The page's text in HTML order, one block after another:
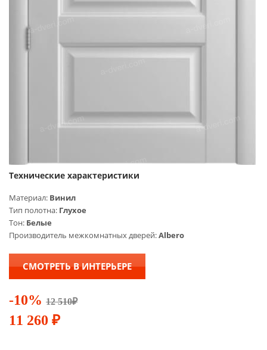
Технические характеристики
Материал: Винил
Тип полотна: Глухое
Тон: Белые
Производитель межкомнатных дверей:Albero
СМОТРЕТЬ В ИНТЕРЬЕРЕ
-10% 12 510₽
11 260 ₽